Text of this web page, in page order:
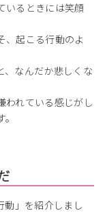
いるときには笑顔
、起こる行動のよ
、なんだか悲しくな
われている感じがし
動」を紹介しまし